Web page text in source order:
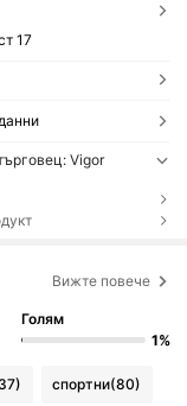
17
Vigor
Вижте повече
Голям
1%
спортни(80)